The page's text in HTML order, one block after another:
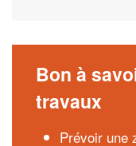
Bon à
travaux
Prévoir une